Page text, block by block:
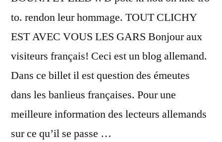
to. rendon leur hommage. TOUT CLICHY
EST AVEC VOUS LES GARS Bonjour aux
visiteurs français! Ceci est un blog allemand.
Dans ce billet il est question des émeutes
dans les banlieus françaises. Pour une
meilleure information des lecteurs allemands
sur ce qu’il se passe …